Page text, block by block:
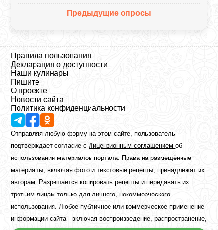
Предыдущие опросы
Правила пользования
Декларация о доступности
Наши кулинары
Пишите
О проекте
Новости сайта
Политика конфиденциальности
Отправляя любую форму на этом сайте, пользователь
подтверждает согласие сЛицензионным соглашениемоб
использовании материалов портала. Права на размещённые
материалы, включая фото и текстовые рецепты, принадлежат их
авторам. Разрешается копировать рецепты и передавать их
третьим лицам только для личного, некоммерческого
использования. Любое публичное или коммерческое применение
информации сайта - включая воспроизведение, распространение,